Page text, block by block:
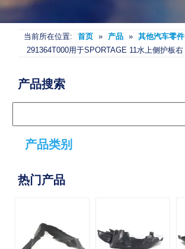
当前所在位置: 首页 » 产品 » 其他汽车零件
291364T000用于SPORTAGE 11水上侧护板右
产品搜索
产品类别
热门产品